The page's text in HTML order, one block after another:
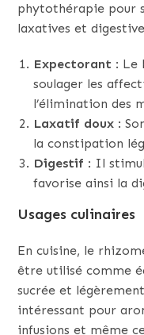
phytothérapie pour
laxatives et
Expectorant : Le
soulager les
l’élimination des
Laxatif doux :
la constipation
Digestif : Il
favorise ainsi la
Usages culinaires
En cuisine, le
être utilisé comme
sucrée et
intéressant pour
infusions et même